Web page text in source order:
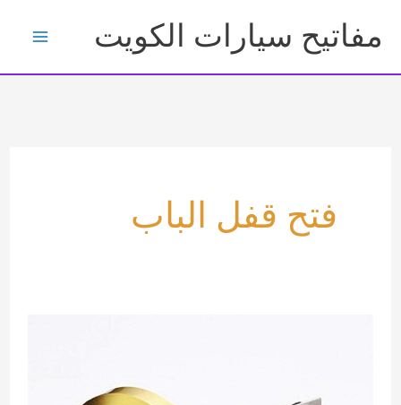
إلى
المحتوى
مفاتيح سيارات الكويت
فتح قفل الباب